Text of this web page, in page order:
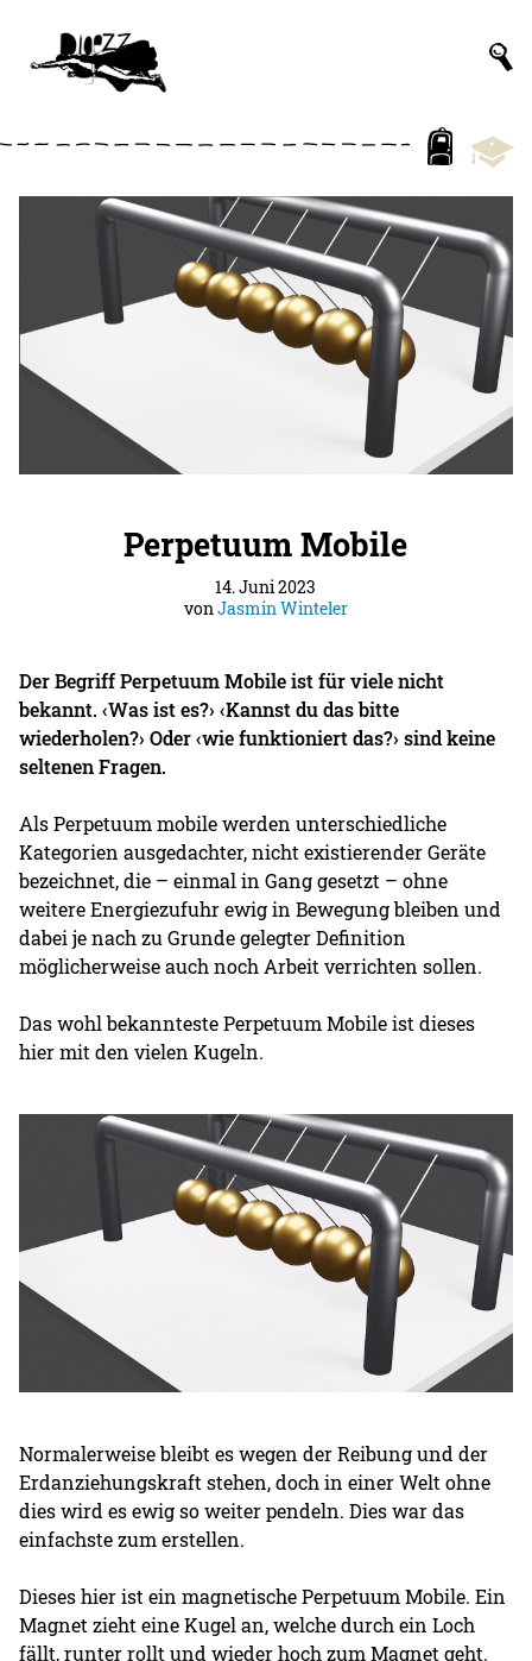
Perpetuum Mobile
14. Juni 2023
vonJasmin Winteler
Der Begriff Perpetuum Mobile ist für viele nicht
bekannt. ‹Was ist es?› ‹Kannst du das bitte
wiederholen?› Oder ‹wie funktioniert das?› sind keine
seltenen Fragen.
Als Perpetuum mobile werden unterschiedliche
Kategorien ausgedachter, nicht existierender Geräte
bezeichnet, die – einmal in Gang gesetzt – ohne
weitere Energiezufuhr ewig in Bewegung bleiben und
dabei je nach zu Grunde gelegter Definition
möglicherweise auch noch Arbeit verrichten sollen.
Das wohl bekannteste Perpetuum Mobile ist dieses
hier mit den vielen Kugeln.
Normalerweise bleibt es wegen der Reibung und der
Erdanziehungskraft stehen, doch in einer Welt ohne
dies wird es ewig so weiter pendeln. Dies war das
einfachste zum erstellen.
Dieses hier ist ein magnetische Perpetuum Mobile. Ein
Magnet zieht eine Kugel an, welche durch ein Loch
fällt, runter rollt und wieder hoch zum Magnet geht.